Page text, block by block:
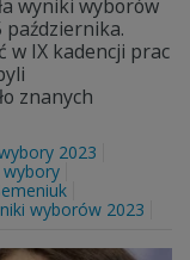
wyniki wyborów
października.
w IX kadencji prac
znanych
2023
wybory
wyborów 2023